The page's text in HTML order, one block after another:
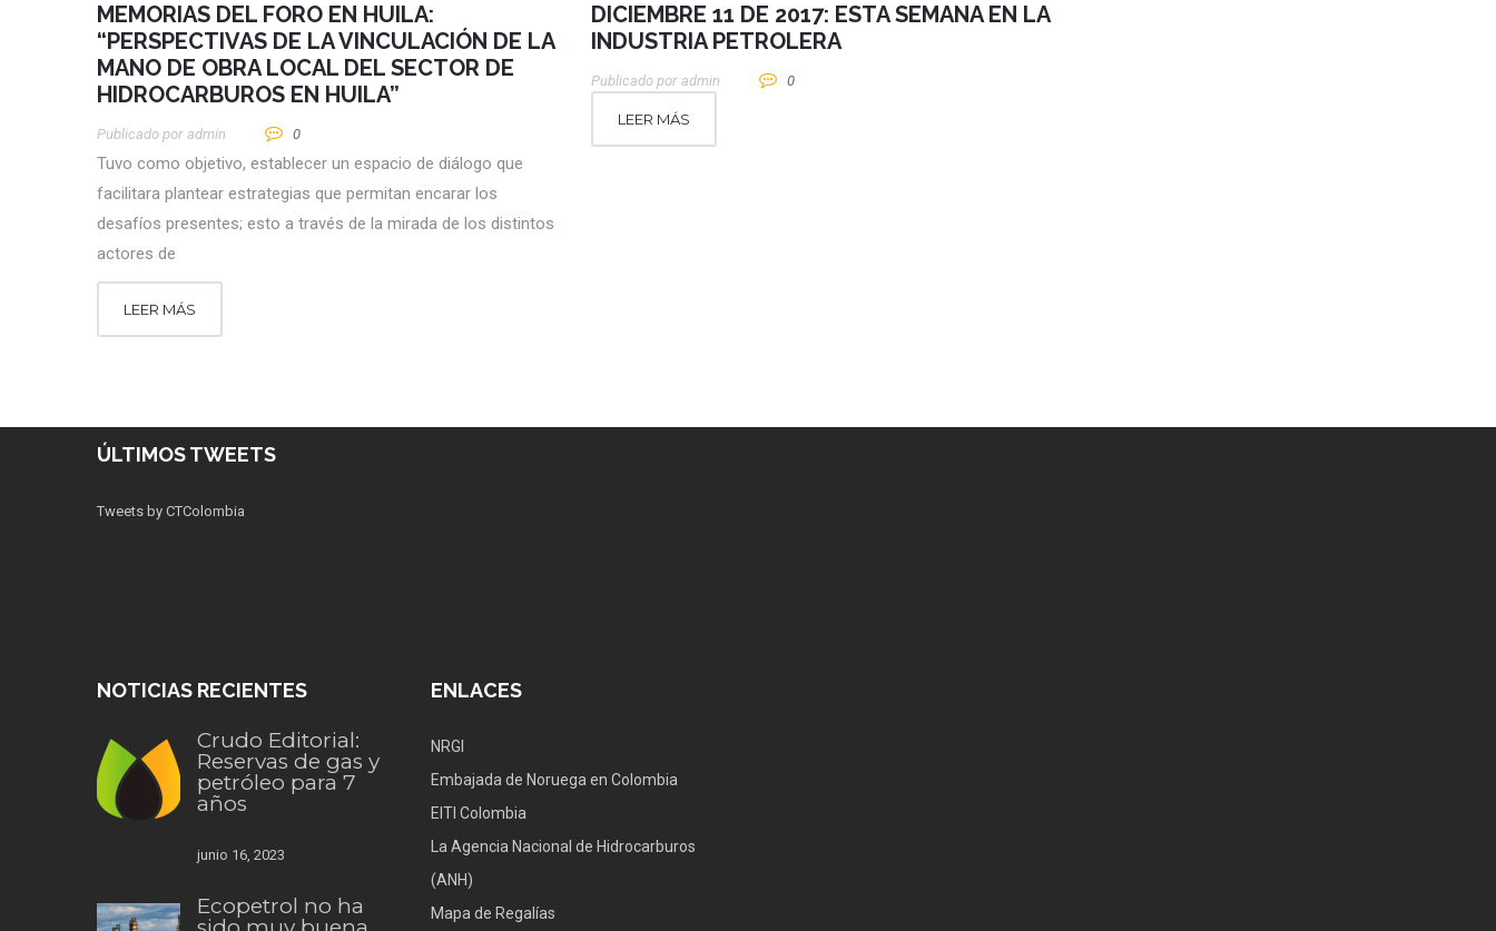
MEMORIAS DEL FORO EN HUILA:
“PERSPECTIVAS DE LA VINCULACIÓN DE LA
MANO DE OBRA LOCAL DEL SECTOR DE
HIDROCARBUROS EN HUILA”
Publicado por Admin 0
Tuvo como objetivo, establecer un espacio de diálogo que
facilitara plantear estrategias que permitan encarar los
desafíos presentes; esto a través de la mirada de los distintos
actores de
LEER MÁS
DICIEMBRE 11 DE 2017: ESTA SEMANA EN LA
INDUSTRIA PETROLERA
Publicado por Admin 0
LEER MÁS
ÚLTIMOS TWEETS
Tweets by CTColombia
NOTICIAS RECIENTES
Crudo Editorial:
Reservas de gas y
petróleo para 7
años
junio 16, 2023
Ecopetrol no ha
ENLACES
NRGI
Embajada de Noruega en Colombia
EITI Colombia
La Agencia Nacional de Hidrocarburos
(ANH)
Mapa de Regalías